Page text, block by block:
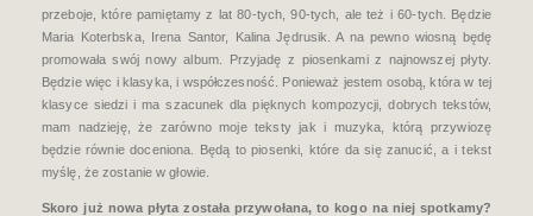
przeboje, które pamiętamy z lat 80-tych, 90-tych, ale też i 60-tych. Będzie
Maria Koterbska, Irena Santor, Kalina Jędrusik. A na pewno wiosną będę
promowała swój nowy album. Przyjadę z piosenkami z najnowszej płyty.
Będzie więc i klasyka, i współczesność. Ponieważ jestem osobą, która w tej
klasyce siedzi i ma szacunek dla pięknych kompozycji, dobrych tekstów,
mam nadzieję, że zarówno moje teksty jak i muzyka, którą przywiozę
będzie równie doceniona. Będą to piosenki, które da się zanucić, a i tekst
myślę, że zostanie w głowie.
Skoro już nowa płyta została przywołana, to kogo na niej spotkamy?